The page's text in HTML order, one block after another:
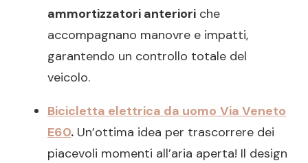
ammortizzatori anteriori che
accompagnano manovre e impatti,
garantendo un controllo totale del
veicolo.
Bicicletta elettrica da uomo Via Veneto
E60. Un’ottima idea per trascorrere dei
piacevoli momenti all’aria aperta! Il design